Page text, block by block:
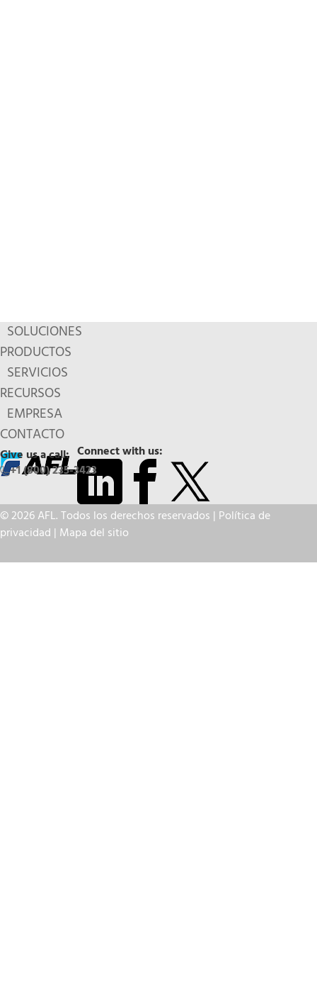
SOLUCIONES
PRODUCTOS
SERVICIOS
RECURSOS
EMPRESA
CONTACTO
Connect with us:
Give us a call:
+1 (800) 235-3423
© 2026 AFL. Todos los derechos reservados | Política de
privacidad | Mapa del sitio